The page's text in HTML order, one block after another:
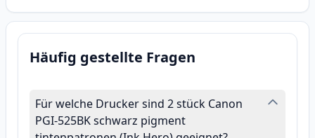
Häufig gestellte Fragen
Für welche Drucker sind 2 stück Canon
PGI-525BK schwarz pigment